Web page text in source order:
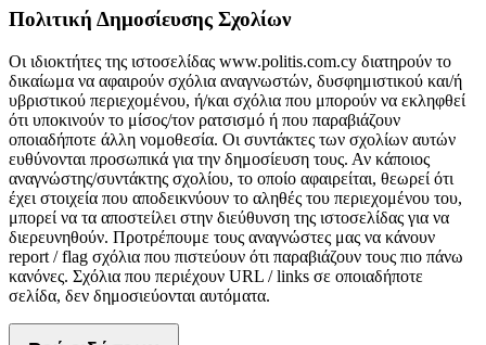
Πολιτική Δημοσίευσης Σχολίων
Οι ιδιοκτήτες της ιστοσελίδας www.politis.com.cy διατηρούν το
δικαίωμα να αφαιρούν σχόλια αναγνωστών, δυσφημιστικού και/ή
υβριστικού περιεχομένου, ή/και σχόλια που μπορούν να εκληφθεί
ότι υποκινούν το μίσος/τον ρατσισμό ή που παραβιάζουν
οποιαδήποτε άλλη νομοθεσία. Οι συντάκτες των σχολίων αυτών
ευθύνονται προσωπικά για την δημοσίευση τους. Αν κάποιος
αναγνώστης/συντάκτης σχολίου, το οποίο αφαιρείται, θεωρεί ότι
έχει στοιχεία που αποδεικνύουν το αληθές του περιεχομένου του,
μπορεί να τα αποστείλει στην διεύθυνση της ιστοσελίδας για να
διερευνηθούν. Προτρέπουμε τους αναγνώστες μας να κάνουν
report / flag σχόλια που πιστεύουν ότι παραβιάζουν τους πιο πάνω
κανόνες. Σχόλια που περιέχουν URL / links σε οποιαδήποτε
σελίδα, δεν δημοσιεύονται αυτόματα.